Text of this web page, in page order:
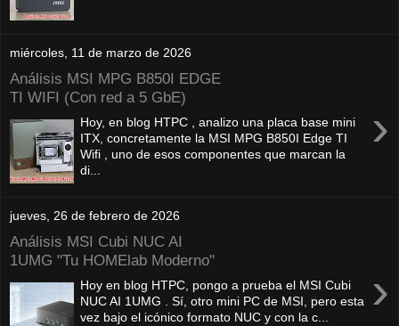
miércoles, 11 de marzo de 2026
Análisis MSI MPG B850I EDGE
TI WIFI (Con red a 5 GbE)
›
Hoy, en blog HTPC , analizo una placa base mini
ITX, concretamente la MSI MPG B850I Edge TI
Wifi , uno de esos componentes que marcan la
di...
jueves, 26 de febrero de 2026
Análisis MSI Cubi NUC AI
1UMG "Tu HOMElab Moderno"
›
Hoy en blog HTPC, pongo a prueba el MSI Cubi
NUC AI 1UMG . Sí, otro mini PC de MSI, pero esta
vez bajo el icónico formato NUC y con la c...